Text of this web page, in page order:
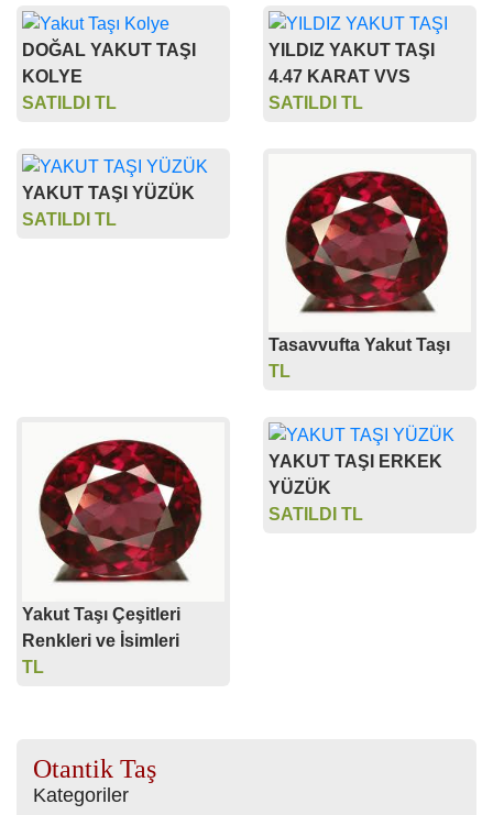
DOĞAL YAKUT TAŞI
KOLYE
SATILDI TL
YILDIZ YAKUT TAŞI
4.47 KARAT VVS
SATILDI TL
YAKUT TAŞI YÜZÜK
SATILDI TL
Tasavvufta Yakut Taşı
TL
Yakut Taşı Çeşitleri
Renkleri ve İsimleri
TL
YAKUT TAŞI ERKEK
YÜZÜK
SATILDI TL
Otantik Taş
Kategoriler